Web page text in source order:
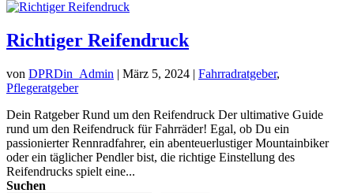
Richtiger Reifendruck
von DPRDin_Admin | März 5, 2024 | Fahrradratgeber,
Pflegeratgeber
Dein Ratgeber Rund um den Reifendruck Der ultimative Guide
rund um den Reifendruck für Fahrräder! Egal, ob Du ein
passionierter Rennradfahrer, ein abenteuerlustiger Mountainbiker
oder ein täglicher Pendler bist, die richtige Einstellung des
Reifendrucks spielt eine...
Suchen